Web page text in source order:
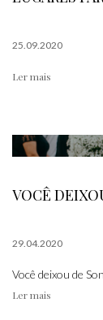
25.09.2020
Ler mais
VOCÊ
29.04.2020
Você deixou de
Ler mais